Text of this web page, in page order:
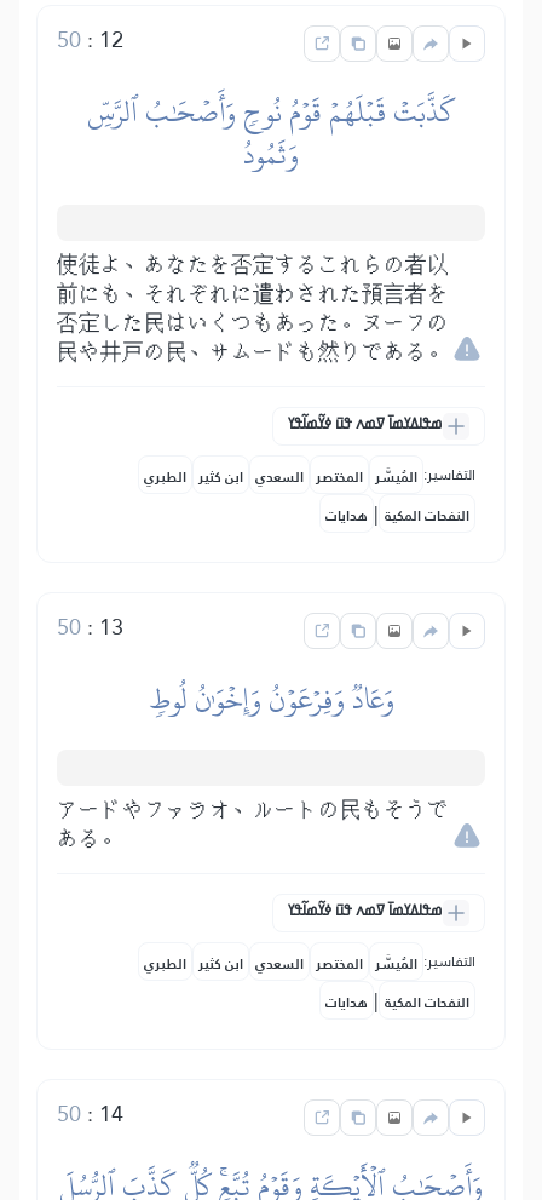
12
:
50
كَذَّبَتۡ قَبۡلَهُمۡ قَوۡمُ نُوحٖ وَأَصۡحَٰبُ ٱلرَّسِّ
وَثَمُودُ
使徒よ、あなたを否定するこれらの者以
前にも、それぞれに遣わされた預言者を
否定した民はいくつもあった。ヌーフの
民や井戸の民、サムードも然りである。
ߘߟߊߡߌߘߊ߫ ߜߘߍ ߟߎ߫ ߦߌ߬ߘߊ߬ߟߌ
التفاسير: المُيسَّر المختصر السعدي ابن كثير الطبري
النفحات المكية | هدايات
13
:
50
وَعَادٞ وَفِرۡعَوۡنُ وَإِخۡوَٰنُ لُوطٖ
アードやファラオ、ルートの民もそうで
ある。
ߘߟߊߡߌߘߊ߫ ߜߘߍ ߟߎ߫ ߦߌ߬ߘߊ߬ߟߌ
التفاسير: المُيسَّر المختصر السعدي ابن كثير الطبري
النفحات المكية | هدايات
14
:
50
وَأَصۡحَٰبُ ٱلۡأَيۡكَةِ وَقَوۡمُ تُبَّعٖۚ كُلّٞ كَذَّبَ ٱلرُّسُلَ